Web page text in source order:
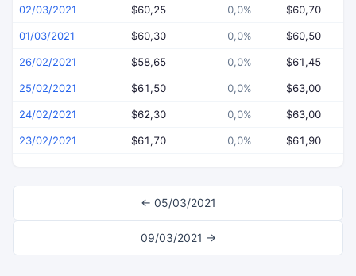
02/03/2021 $60,25 0,0% $60,70
01/03/2021 $60,30 0,0% $60,50
26/02/2021 $58,65 0,0% $61,45
25/02/2021 $61,50 0,0% $63,00
24/02/2021 $62,30 0,0% $63,00
23/02/2021 $61,70 0,0% $61,90
← 05/03/2021
09/03/2021 →